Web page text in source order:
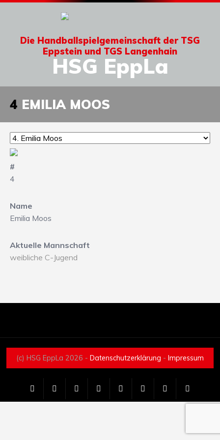
Die Handballspielgemeinschaft der TSG
Eppstein und TGS Langenhain
HSG EppLa
4 EMILIA MOOS
#
4
Name
Emilia Moos
Aktuelle Mannschaft
weibliche C-Jugend
(c) HSG EppLa 2026 - Datenschutzerklärung - Impressum